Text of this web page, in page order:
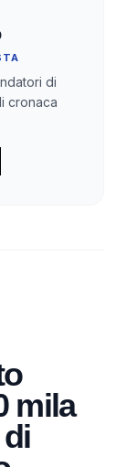
di
cronaca
mila